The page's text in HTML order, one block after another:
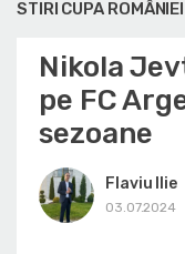
STIRI CUPA
Nikola
pe FC
sezoane
Flaviu Ilie
03.07.2024